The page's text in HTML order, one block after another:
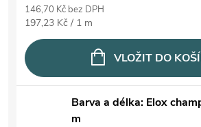
146,70 Kč bez DPH
Měrná cena:
197,23 Kč / 1 m
VLOŽIT DO
Barva a délka: Elox
m